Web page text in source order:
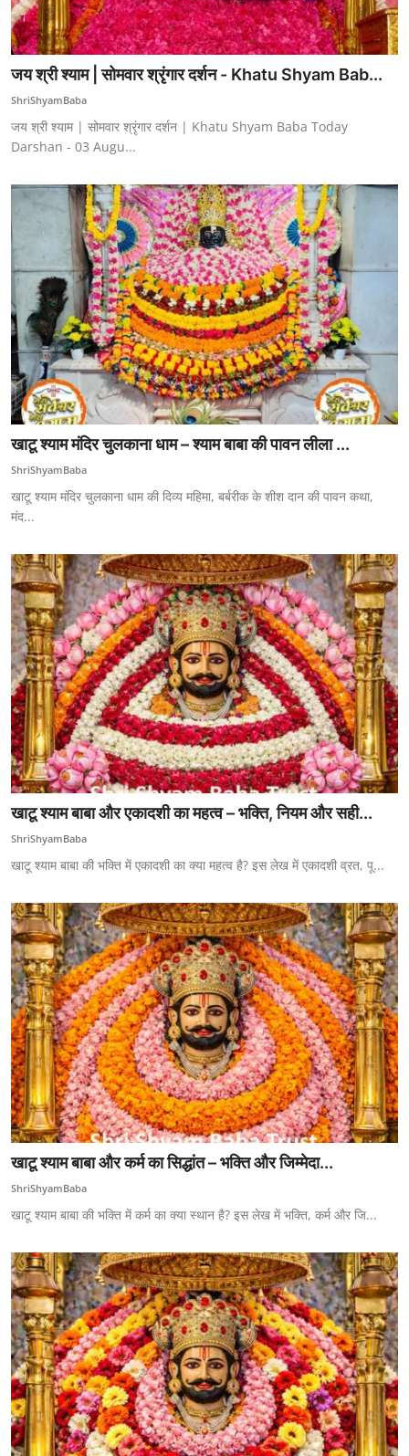
जय श्री श्याम | सोमवार श्रृंगार दर्शन - Khatu Shyam Bab...
ShriShyamBaba
जय श्री श्याम | सोमवार श्रृंगार दर्शन | Khatu Shyam Baba Today
Darshan - 03 Augu...
खाटू श्याम मंदिर चुलकाना धाम – श्याम बाबा की पावन लीला ...
ShriShyamBaba
खाटू श्याम मंदिर चुलकाना धाम की दिव्य महिमा, बर्बरीक के शीश दान की पावन कथा,
मंद...
खाटू श्याम बाबा और एकादशी का महत्व – भक्ति, नियम और सही...
ShriShyamBaba
खाटू श्याम बाबा की भक्ति में एकादशी का क्या महत्व है? इस लेख में एकादशी व्रत, पू...
खाटू श्याम बाबा और कर्म का सिद्धांत – भक्ति और जिम्मेदा...
ShriShyamBaba
खाटू श्याम बाबा की भक्ति में कर्म का क्या स्थान है? इस लेख में भक्ति, कर्म और जि...